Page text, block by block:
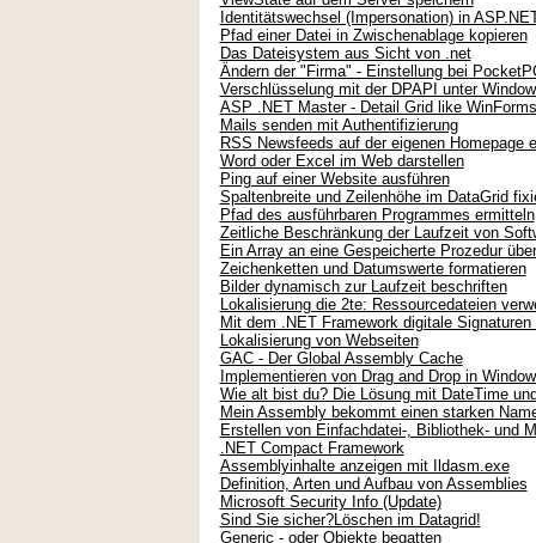
Identitätswechsel (Impersonation) in
Pfad einer Datei in Zwischenablage kopieren
Das Dateisystem aus Sicht von .net
Ändern der "Firma" - Einstellung bei
Verschlüsselung mit der DPAPI unter
ASP .NET Master - Detail Grid like WinForms
Mails senden mit Authentifizierung
RSS Newsfeeds auf der eigenen Homepage
Word oder Excel im Web darstellen
Ping auf einer Website ausführen
Spaltenbreite und Zeilenhöhe im DataGrid
Pfad des ausführbaren Programmes ermitteln
Zeitliche Beschränkung der Laufzeit von
Ein Array an eine Gespeicherte Prozedur
Zeichenketten und Datumswerte formatieren
Bilder dynamisch zur Laufzeit beschriften
Lokalisierung die 2te: Ressourcedateien
Mit dem .NET Framework digitale Signaturen
Lokalisierung von Webseiten
GAC - Der Global Assembly Cache
Implementieren von Drag and Drop in
Wie alt bist du? Die Lösung mit DateTime
Mein Assembly bekommt einen starken
Erstellen von Einfachdatei-, Bibliothek- und
.NET Compact Framework
Assemblyinhalte anzeigen mit Ildasm.exe
Definition, Arten und Aufbau von Assemblies
Microsoft Security Info (Update)
Sind Sie sicher?Löschen im Datagrid!
Generic - oder Objekte begatten